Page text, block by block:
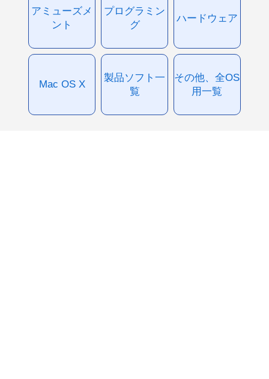
アミューズメ
ント
プログラミン
グ
ハードウェア
Mac OS X
製品ソフト一
覧
その他、全OS
用一覧